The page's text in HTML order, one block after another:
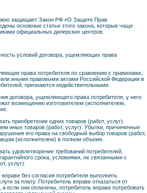
защищает Закон РФ «О Защите Прав
основные статьи этого закона, которые чаще
официальных дилерских центров.
условий договора, ущемляющих права
права потребителя по сравнению с правилами,
иными правовыми актами Российской Федерации в
признаются недействительными.
договора, ущемляющего права потребителя, у него
возмещению изготовителем (исполнителем,
приобретение одних товаров (работ, услуг)
иных товаров (работ, услуг). Убытки, причиненные
его права на свободный выбор товаров (работ,
(исполнителем) в полном объеме.
удовлетворение требований потребителей,
срока, условиями, не связанными с
услуг).
без согласия потребителя выполнять
за плату. Потребитель вправе отказаться от
а если они оплачены, потребитель вправе потребовать